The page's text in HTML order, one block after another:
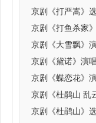
京剧《打严嵩》
京剧《打鱼杀家
京剧《大雪飘》
京剧《黛诺》演
京剧《蝶恋花》
京剧《杜鹃山 乱
京剧《杜鹃山》